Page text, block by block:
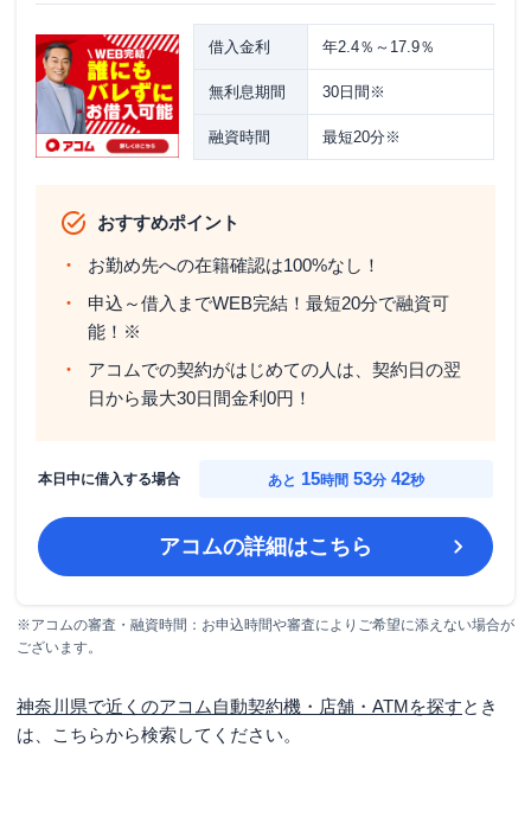
借入金利 年2.4％～17.9％
無利息期間 30日間※
融資時間 最短20分※
おすすめポイント
お勤め先への在籍確認は100%なし！
申込～借入までWEB完結！最短20分で融資可
能！※
アコムでの契約がはじめての人は、契約日の翌
日から最大30日間金利0円！
本日中に借入する場合 あと 15時間 53分 41秒
アコムの詳細はこちら
※アコムの審査・融資時間：お申込時間や審査によりご希望に添えない場合が
ございます。
神奈川県で近くのアコム自動契約機・店舗・ATMを探すとき
は、こちらから検索してください。